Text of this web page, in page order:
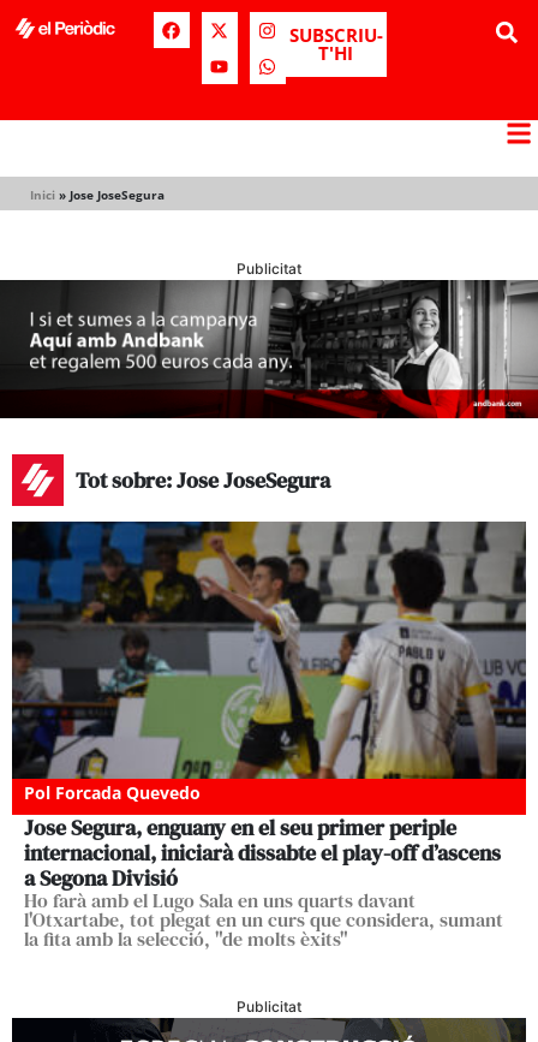
SUBSCRIU-
T'HI
Inici » Jose JoseSegura
Publicitat
Tot sobre: Jose JoseSegura
Pol Forcada Quevedo
Jose Segura, enguany en el seu primer periple
internacional, iniciarà dissabte el play-off d’ascens
a Segona Divisió
Ho farà amb el Lugo Sala en uns quarts davant
l'Otxartabe, tot plegat en un curs que considera, sumant
la fita amb la selecció, "de molts èxits"
Publicitat